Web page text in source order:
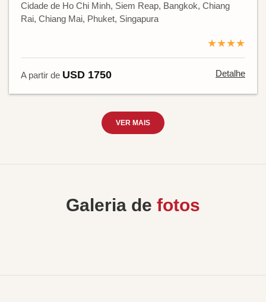
Cidade de Ho Chi Minh, Siem Reap, Bangkok, Chiang
Rai, Chiang Mai, Phuket, Singapura
★★★★
A partir de USD 1750 Detalhe
VER MAIS
Galeria de fotos